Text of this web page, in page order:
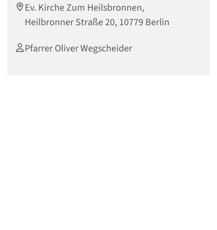
Ev. Kirche Zum Heilsbronnen,
Heilbronner Straße 20, 10779 Berlin
Pfarrer Oliver Wegscheider